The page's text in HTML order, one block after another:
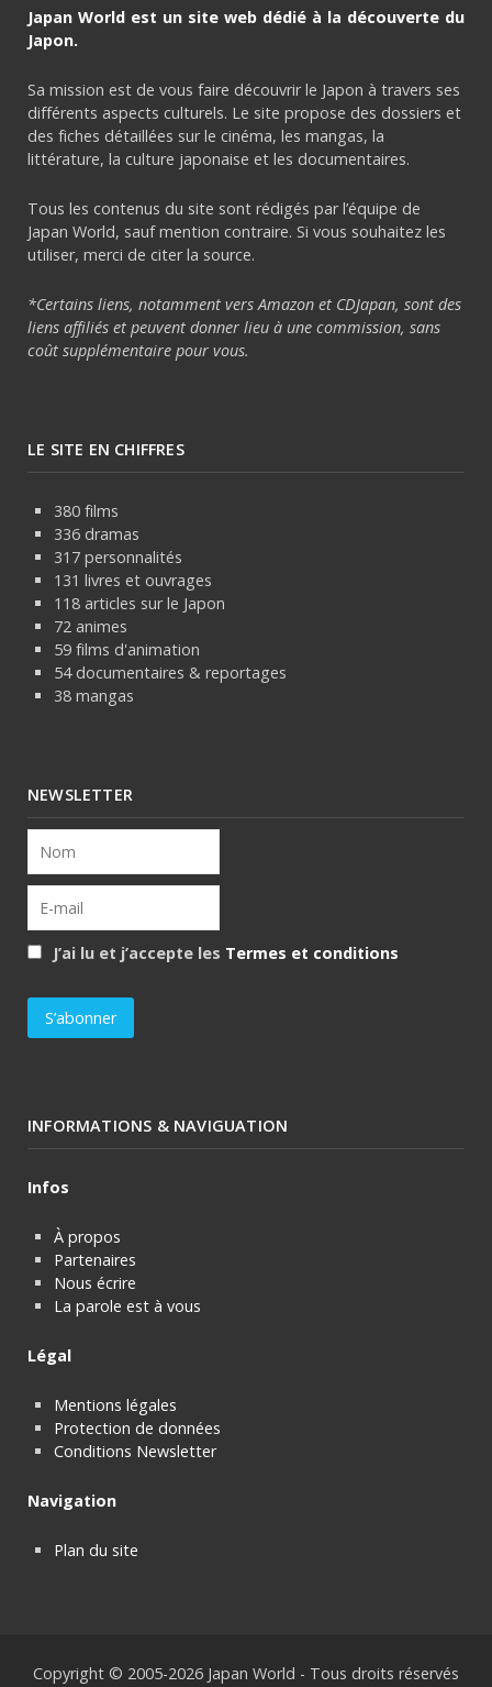
Japan World est un site web dédié à la découverte du
Japon.
Sa mission est de vous faire découvrir le Japon à travers ses
différents aspects culturels. Le site propose des dossiers et
des fiches détaillées sur le cinéma, les mangas, la
littérature, la culture japonaise et les documentaires.
Tous les contenus du site sont rédigés par l’équipe de
Japan World, sauf mention contraire. Si vous souhaitez les
utiliser, merci de citer la source.
*Certains liens, notamment vers Amazon et CDJapan, sont des
liens affiliés et peuvent donner lieu à une commission, sans
coût supplémentaire pour vous.
LE SITE EN CHIFFRES
380 films
336 dramas
317 personnalités
131 livres et ouvrages
118 articles sur le Japon
72 animes
59 films d'animation
54 documentaires & reportages
38 mangas
NEWSLETTER
J’ai lu et j’accepte les Termes et conditions
INFORMATIONS & NAVIGUATION
Infos
À propos
Partenaires
Nous écrire
La parole est à vous
Légal
Mentions légales
Protection de données
Conditions Newsletter
Navigation
Plan du site
Copyright © 2005-2026 Japan World - Tous droits réservés